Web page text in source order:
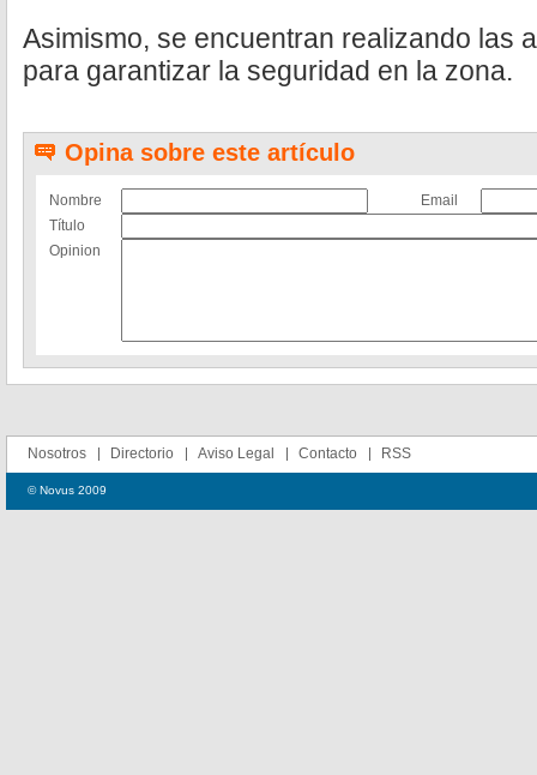
Asimismo, se encuentran realizando las
para garantizar la seguridad en la zona.
Opina sobre este artículo
Nombre
Email
Título
Opinion
Nosotros Directorio Aviso Legal Contacto RSS
© Novus 2009